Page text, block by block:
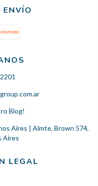
ENVÍO
Blog!
Aires | Almte. Brown 574,
Aires
LEGAL